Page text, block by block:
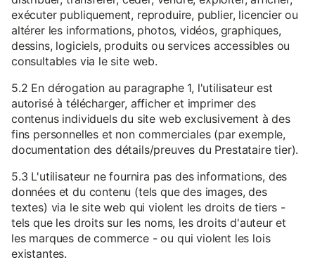
exécuter publiquement, reproduire, publier, licencier ou
altérer les informations, photos, vidéos, graphiques,
dessins, logiciels, produits ou services accessibles ou
consultables via le site web.
5.2 En dérogation au paragraphe 1, l'utilisateur est
autorisé à télécharger, afficher et imprimer des
contenus individuels du site web exclusivement à des
fins personnelles et non commerciales (par exemple,
documentation des détails/preuves du Prestataire tier).
5.3 L'utilisateur ne fournira pas des informations, des
données et du contenu (tels que des images, des
textes) via le site web qui violent les droits de tiers -
tels que les droits sur les noms, les droits d'auteur et
les marques de commerce - ou qui violent les lois
existantes.